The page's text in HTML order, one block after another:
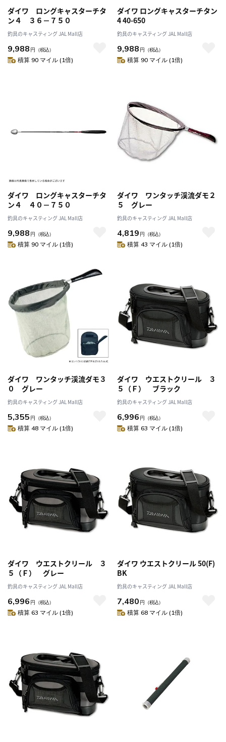
ダイワ ロングキャスターチタ
ン４ ３６－７５０
釣具のキャスティング JAL Mall店
9,988 円 （税込）
積算 90 マイル (1倍)
ダイワ ロングキャスターチタン
4 40-650
釣具のキャスティング JAL Mall店
9,988 円 （税込）
積算 90 マイル (1倍)
ダイワ ロングキャスターチタ
ン４ ４０－７５０
釣具のキャスティング JAL Mall店
9,988 円 （税込）
積算 90 マイル (1倍)
ダイワ ワンタッチ渓流ダモ２
５ グレー
釣具のキャスティング JAL Mall店
4,819 円 （税込）
積算 43 マイル (1倍)
ダイワ ワンタッチ渓流ダモ３
０ グレー
釣具のキャスティング JAL Mall店
5,355 円 （税込）
積算 48 マイル (1倍)
ダイワ ウエストクリール ３
５（Ｆ） ブラック
釣具のキャスティング JAL Mall店
6,996 円 （税込）
積算 63 マイル (1倍)
ダイワ ウエストクリール ３
５（Ｆ） グレー
釣具のキャスティング JAL Mall店
6,996 円 （税込）
積算 63 マイル (1倍)
ダイワ ウエストクリール 50(F)
BK
釣具のキャスティング JAL Mall店
7,480 円 （税込）
積算 68 マイル (1倍)